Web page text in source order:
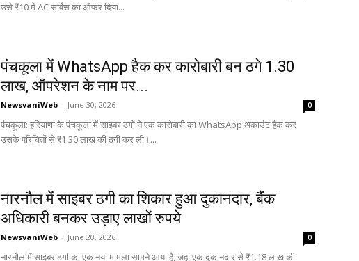
उसे ₹10 में AC सर्विस का ऑफर दिया...
पंचकूला में WhatsApp हैक कर कारोबारी बन ठगे ₹1.30
लाख, ऑपरेशन के नाम पर...
NewsvaniWeb - June 30, 2026 0
पंचकूला: हरियाणा के पंचकूला में साइबर ठगों ने एक कारोबारी का WhatsApp अकाउंट हैक कर
उसके परिचितों से ₹1.30 लाख की ठगी कर ली।...
नारनौल में साइबर ठगी का शिकार हुआ दुकानदार, बैंक
अधिकारी बनकर उड़ाए लाखों रुपये
NewsvaniWeb - June 20, 2026 0
नारनौल में साइबर ठगी का एक नया मामला सामने आया है, जहां एक दुकानदार से ₹1.18 लाख की